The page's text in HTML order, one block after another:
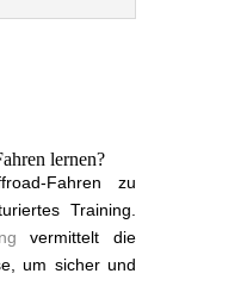
lernen?
Fahren zu
Training.
vermittelt die
um sicher und